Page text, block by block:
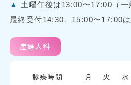
▲
土曜午後は13:00〜17:00（一
最終受付14:30。15:00〜17:00は
産婦人科
診療時間 月 火 水